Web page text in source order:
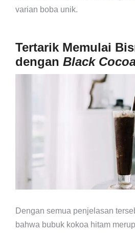
varian boba unik.
Tertarik Memulai
dengan Black
Dengan semua penjelasan
bahwa bubuk kokoa hitam